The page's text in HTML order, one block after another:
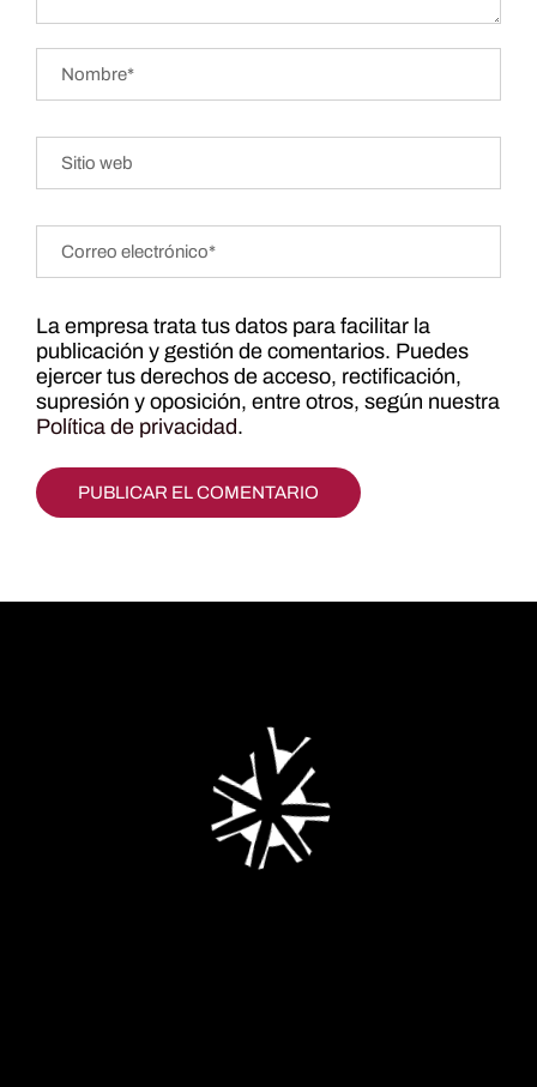
La empresa trata tus datos para facilitar la
publicación y gestión de comentarios. Puedes
ejercer tus derechos de acceso, rectificación,
supresión y oposición, entre otros, según nuestra
Política de privacidad.